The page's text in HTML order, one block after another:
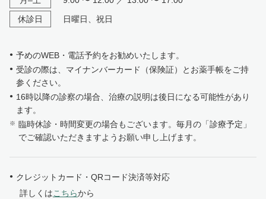
休診日
日曜日、祝日
予めのWEB・電話予約をお勧めいたします。
受診の際は、マイナンバーカード（保険証）とお薬手帳をご持
参ください。
16時以降の診察の場合、治療の説明は後日になる可能性があり
ます。
臨時休診・時間変更の場合もございます。毎月の「診療予定」
でご確認いただきますようお願い申し上げます。
クレジットカード・QRコード決済等対応
詳しくはこちらから